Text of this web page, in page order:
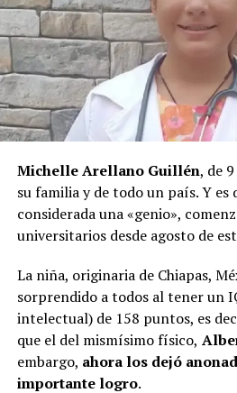
Michelle Arellano Guillén, de
su familia y de todo un país. Y es
considerada una «genio»,
universitarios desde agosto de
La niña, originaria de Chiapas,
sorprendido a todos al tener un
intelectual) de 158 puntos, es
que el del mismísimo físico,
embargo, ahora los dejó
importante logro.